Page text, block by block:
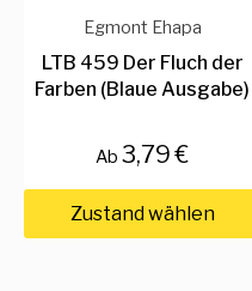
Egmont Ehapa
LTB 459 Der Fluch der
Farben (Blaue Ausgabe)
Ab 3,79 €
Zustand wählen